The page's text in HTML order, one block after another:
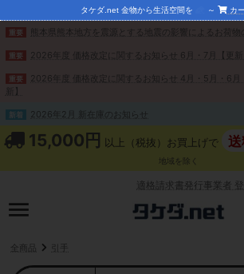
重要 熊本県熊本地方を震源とする地震の影響によるお荷物
重要 2026年度 価格改定に関するお知らせ 6月・7月【更新
重要
2026年度 価格改定に関するお知らせ 4月・5月・6月
新】
新着 2026年2月 新在庫のお知らせ
タケダ.net 金物から生活空間を ～ カ
15,000円 以上（税抜）お買上げで
地域を除く
適格請求書発行事業者
全商品 引手